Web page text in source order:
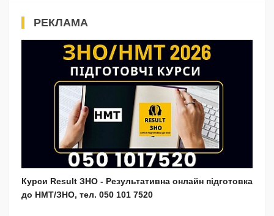
РЕКЛАМА
Курси Result ЗНО - Результативна онлайн підготовка
до НМТ/ЗНО, тел. 050 101 7520